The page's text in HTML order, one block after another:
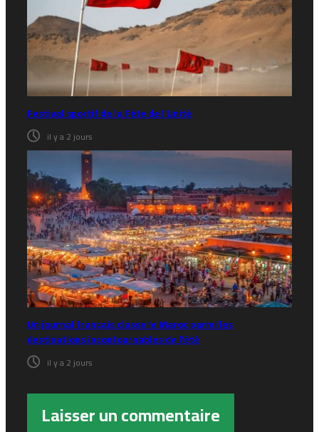
Festival sportif de la Fête de l’Unité
il y a 2 jours
Un journal français classe le Maroc parmi les
destinations incontournables de l’été
il y a 2 jours
Laisser un commentaire